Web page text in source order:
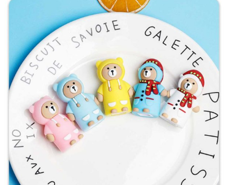
لوازم تحریر و هنر
لوازم تحریر و هنر
مداد
پاک کن و غلط گیر
مداد تراش
اتود و نوک
روان نویس فانتزی
خودکار و خودکار فشاری
ماژیک ها
دفترچه یادداشت
استیکر
استیک نوت
خط کش و گونیا
کیف غذا
کوله پشتی
چسب
کاتر فانتزی
بوک مارک
ماشین حساب
منگنه فانتزی
سرگرمی و آموزشی